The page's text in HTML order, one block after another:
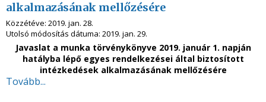
alkalmazásának mellőzésére
Közzétéve: 2019. jan. 28.
Utolsó módosítás dátuma: 2019. jan. 29.
Javaslat a munka törvénykönyve 2019. január 1. napján
hatályba lépő egyes rendelkezései által biztosított
intézkedések alkalmazásának mellőzésére
Tovább...